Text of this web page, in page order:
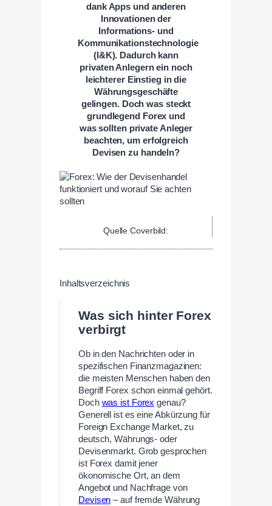
dank Apps und anderen
Innovationen der
Informations- und
Kommunikationstechnologie
(I&K). Dadurch kann
privaten Anlegern ein noch
leichterer Einstieg in die
Währungsgeschäfte
gelingen. Doch was steckt
grundlegend Forex und
was sollten private Anleger
beachten, um erfolgreich
Devisen zu handeln?
Quelle Coverbild:
Inhaltsverzeichnis
Was sich hinter Forex
verbirgt
Ob in den Nachrichten oder in
spezifischen Finanzmagazinen:
die meisten Menschen haben den
Begriff Forex schon einmal gehört.
Doch was ist Forex genau?
Generell ist es eine Abkürzung für
Foreign Exchange Market, zu
deutsch, Währungs- oder
Devisenmarkt. Grob gesprochen
ist Forex damit jener
ökonomische Ort, an dem
Angebot und Nachfrage von
Devisen – auf fremde Währung